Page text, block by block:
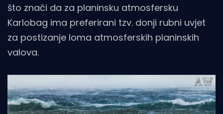
što znači da za planinsku atmosfersku
Karlobag ima preferirani tzv. donji rubni uvjet
za postizanje loma atmosferskih planinskih
valova.